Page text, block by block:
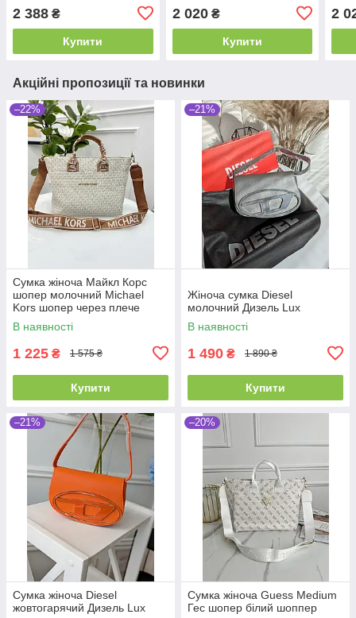
2 388 ₴
Купити
2 020₴
Купити
2
Акційні пропозиції та новинки
–22%
Сумка жіноча Майкл Корс
шопер молочний Michael
Kors шопер через плече
В наявності
1 225 ₴ 1 575 ₴
Купити
–21%
Жіноча сумка Diesel
молочний Дизель Lux
В наявності
1 490 ₴ 1 890 ₴
Купити
–21%
Сумка жіноча Diesel
жовтогарячий Дизель Lux
–20%
Сумка жіноча Guess Medium
Гес шопер білий шоппер